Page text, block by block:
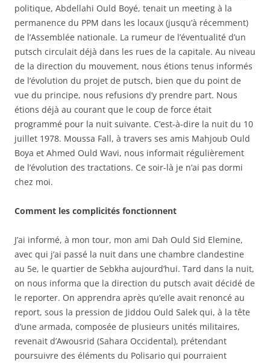
politique, Abdellahi Ould Boyé, tenait un meeting à la
permanence du PPM dans les locaux (jusqu’à récemment)
de l’Assemblée nationale. La rumeur de l’éventualité d’un
putsch circulait déjà dans les rues de la capitale. Au niveau
de la direction du mouvement, nous étions tenus informés
de l’évolution du projet de putsch, bien que du point de
vue du principe, nous refusions d’y prendre part. Nous
étions déjà au courant que le coup de force était
programmé pour la nuit suivante. C’est-à-dire la nuit du 10
juillet 1978. Moussa Fall, à travers ses amis Mahjoub Ould
Boya et Ahmed Ould Wavi, nous informait régulièrement
de l’évolution des tractations. Ce soir-là je n’ai pas dormi
chez moi.
Comment les complicités fonctionnent
J’ai informé, à mon tour, mon ami Dah Ould Sid Elemine,
avec qui j’ai passé la nuit dans une chambre clandestine
au 5e, le quartier de Sebkha aujourd’hui. Tard dans la nuit,
on nous informa que la direction du putsch avait décidé de
le reporter. On apprendra après qu’elle avait renoncé au
report, sous la pression de Jiddou Ould Salek qui, à la tête
d’une armada, composée de plusieurs unités militaires,
revenait d’Awousrid (Sahara Occidental), prétendant
poursuivre des éléments du Polisario qui pourraient